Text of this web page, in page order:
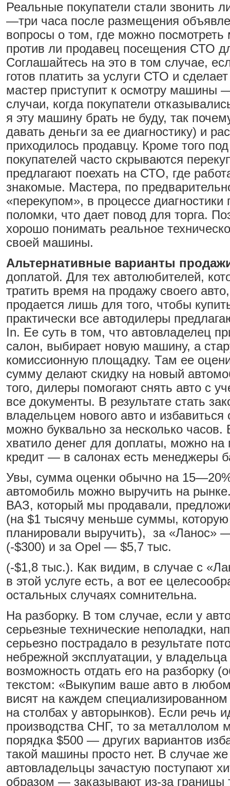
Реальные покупатели стали звонить
—три часа после размещения
вопросы о том, где можно
против ли продавец посещения СТО
Соглашайтесь на это в том случае,
готов платить за услуги СТО и
мастер приступит к осмотру машины
случаи, когда покупатели
я эту машину брать не буду, так
давать деньги за ее диагностику) и
приходилось продавцу. Кроме того
покупателей часто скрываются
предлагают поехать на СТО, где
знакомые. Мастера, по
«перекупом», в процессе
поломки, что дает повод для торга.
хорошо понимать реальное
своей машины.
Альтернативные варианты
доплатой. Для тех автолюбителей,
тратить время на продажу своего
продается лишь для того, чтобы
практически все автодилеры
In. Ее суть в том, что автовладелец
салон, выбирает новую машину, а
комиссионную площадку. Там ее
сумму делают скидку на новый
того, дилеры помогают снять авто с
все документы. В результате стать
владельцем нового авто и избавиться
можно буквально за несколько часов.
хватило денег для доплаты, можно на
кредит — в салонах есть менеджеры
Увы, сумма оценки обычно на
автомобиль можно выручить на
ВАЗ, который мы продавали,
(на $1 тысячу меньше суммы,
планировали выручить), за «Ланос»
(-$300) и за Opel — $5,7 тыс.
(-$1,8 тыс.). Как видим, в случае с
в этой услуге есть, а вот ее
остальных случаях сомнительна.
На разборку. В том случае, если у
серьезные технические неполадки,
серьезно пострадало в результате
небрежной эксплуатации, у владельца
возможность отдать его на разборку
текстом: «Выкупим ваше авто в
висят на каждем специализированном
на столбах у авторынков). Если речь
производства СНГ, то за металлолом
порядка $500 — других вариантов
такой машины просто нет. В случае
автовладельцы зачастую поступают
образом — заказывают из-за границы